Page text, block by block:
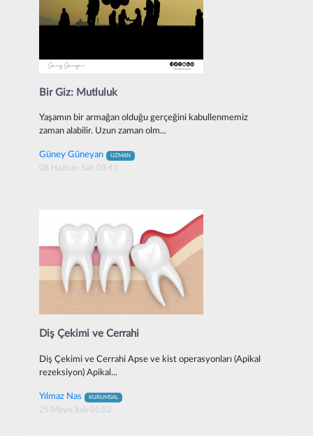
Bir Giz: Mutluluk
Yaşamın bir armağan olduğu gerçeğini kabullenmemiz
zaman alabilir. Uzun zaman olm...
Güney Güneyan UZMAN
08 Haziran Salı 03:41
Diş Çekimi ve Cerrahi
Diş Çekimi ve Cerrahi Apse ve kist operasyonları (Apikal
rezeksiyon) Apikal...
Yılmaz Nas KURUMSAL
25 Mayıs Salı 01:52